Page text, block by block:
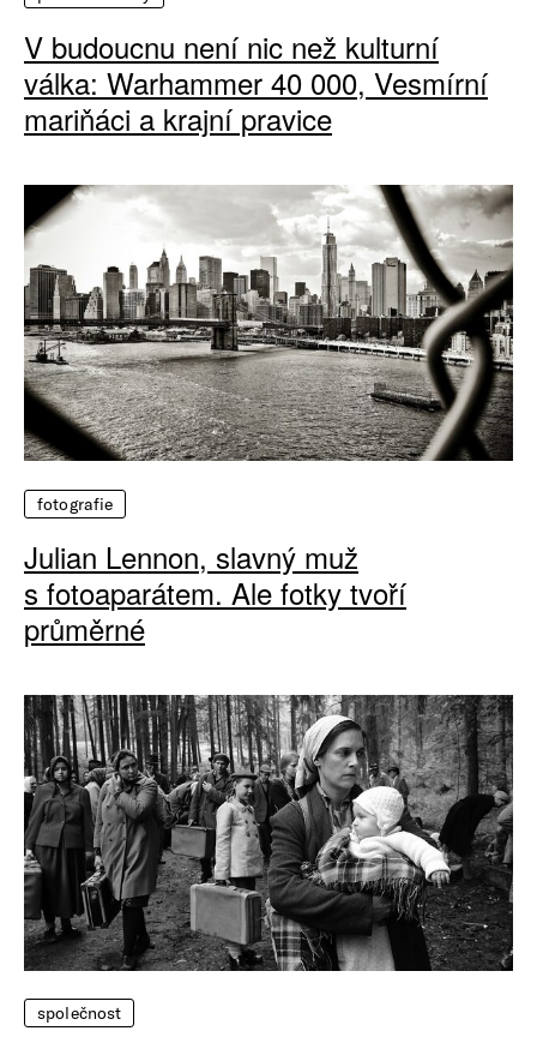
V budoucnu není nic než kulturní
válka: Warhammer 40 000, Vesmírní
mariňáci a krajní pravice
fotografie
Julian Lennon, slavný muž
s fotoaparátem. Ale fotky tvoří
průměrné
společnost